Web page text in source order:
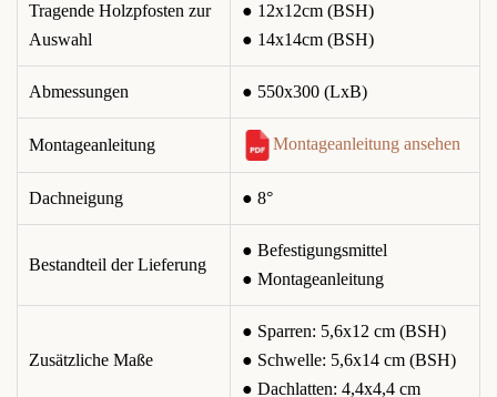
Tragende Holzpfosten zur
Auswahl
● 12x12cm (BSH)
● 14x14cm (BSH)
Abmessungen ● 550x300 (LxB)
Montageanleitung Montageanleitung ansehen
Dachneigung ● 8°
Bestandteil der Lieferung
● Befestigungsmittel
● Montageanleitung
Zusätzliche Maße
● Sparren: 5,6x12 cm (BSH)
● Schwelle: 5,6x14 cm (BSH)
● Dachlatten: 4,4x4,4 cm